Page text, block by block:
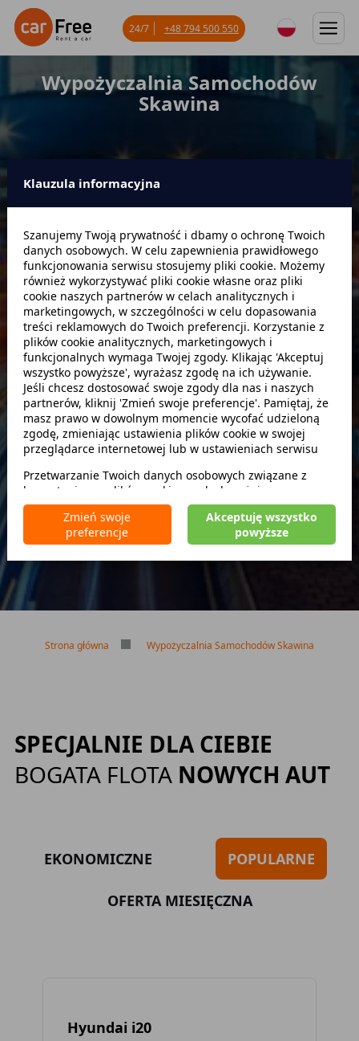
Wypożyczalnia Samochodów
Skawina
Data odbioru Godzina
Data zwrotu Godzina
Szukaj
zwróć w innym miejscu
Brak limitu kilometrów
Bezpłatne odwołanie rezerwacji
24/7 +48 794 500 550
Strona główna Wypożyczalnia Samochodów Skawina
SPECJALNIE DLA CIEBIE
BOGATA FLOTA NOWYCH AUT
EKONOMICZNE POPULARNE
OFERTA MIESIĘCZNA
Hyundai i20
Klauzula informacyjna
Szanujemy Twoją prywatność i dbamy o ochronę Twoich
danych osobowych. W celu zapewnienia prawidłowego
funkcjonowania serwisu stosujemy pliki cookie. Możemy
również wykorzystywać pliki cookie własne oraz pliki
cookie naszych partnerów w celach analitycznych i
marketingowych, w szczególności w celu dopasowania
treści reklamowych do Twoich preferencji. Korzystanie z
plików cookie analitycznych, marketingowych i
funkcjonalnych wymaga Twojej zgody. Klikając 'Akceptuj
wszystko powyższe', wyrażasz zgodę na ich używanie.
Jeśli chcesz dostosować swoje zgody dla nas i naszych
partnerów, kliknij 'Zmień swoje preferencje'. Pamiętaj, że
masz prawo w dowolnym momencie wycofać udzieloną
zgodę, zmieniając ustawienia plików cookie w swojej
przeglądarce internetowej lub w ustawieniach serwisu
Przetwarzanie Twoich danych osobowych związane z
korzystaniem z plików cookie w celach wyżej
wymienionych jest prowadzone przez CarFree sp. z o.o. z
siedzibą w Warszawie (02-677), ul. Cybernetyki 5,
będącego administratorem danych. W niektórych
nasi partnerzy. Szczegółowe informacje na temat
korzystania przez nas i naszych partnerów z plików cookie
oraz przetwarzania Twoich danych osobowych, w tym
dotyczące Twoich uprawnień, zawarte są w naszej
Zmień swoje
preferencje
Akceptuję wszystko
powyższe